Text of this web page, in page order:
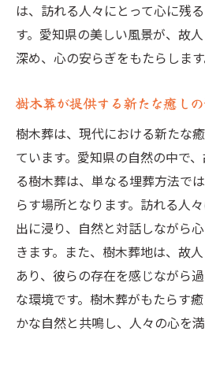
は、訪れる人々にとって心に残
す。愛知県の美しい風景が、故
深め、心の安らぎをもたらします
樹木葬が提供する新たな癒し
樹木葬は、現代における新たな
ています。愛知県の自然の中で
る樹木葬は、単なる埋葬方法で
らす場所となります。訪れる人
出に浸り、自然と対話しながら
きます。また、樹木葬地は、故
あり、彼らの存在を感じながら
な環境です。樹木葬がもたらす
かな自然と共鳴し、人々の心を満